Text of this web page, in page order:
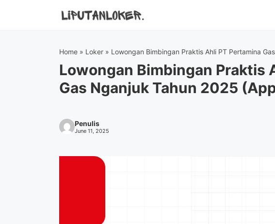
Home » Loker » Lowongan Bimbingan Praktis Ahli PT Pertamina
Lowongan Bimbingan Praktis
Gas Nganjuk Tahun 2025
Penulis
June 11, 2025